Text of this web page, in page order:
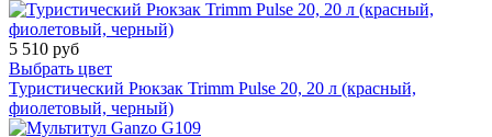
5 510 руб
Выбрать цвет
Туристический Рюкзак Trimm Pulse 20, 20 л (красный,
фиолетовый, черный)